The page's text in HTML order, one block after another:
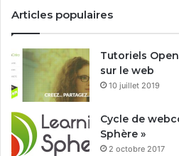
Articles populaires
Tutoriels
sur le web
10 juillet 2019
Cycle de
Sphère »
2 octobre 2017